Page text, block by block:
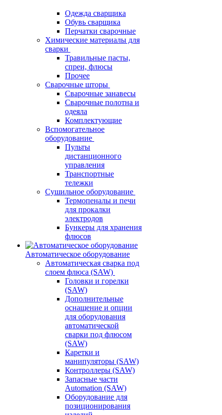
Одежда сварщика
Обувь сварщика
Перчатки сварочные
Химические материалы для
сварки
Травильные пасты,
спреи, флюсы
Прочее
Сварочные шторы
Сварочные занавесы
Сварочные полотна и
одеяла
Комплектующие
Вспомогательное
оборудование
Пульты
дистанционного
управления
Транспортные
тележки
Сушильное оборудование
Термопеналы и печи
для прокалки
электродов
Бункеры для хранения
флюсов
Автоматическое оборудование
Автоматическая сварка под
слоем флюса (SAW)
Головки и горелки
(SAW)
Дополнительные
оснащение и опции
для оборудования
автоматической
сварки под флюсом
(SAW)
Каретки и
манипуляторы (SAW)
Контроллеры (SAW)
Запасные части
Automation (SAW)
Оборудование для
позиционирования